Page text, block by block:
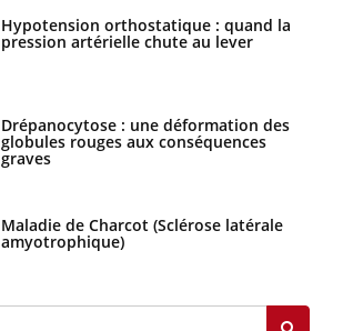
Hypotension orthostatique : quand la
pression artérielle chute au lever
Drépanocytose : une déformation des
globules rouges aux conséquences
graves
Maladie de Charcot (Sclérose latérale
amyotrophique)